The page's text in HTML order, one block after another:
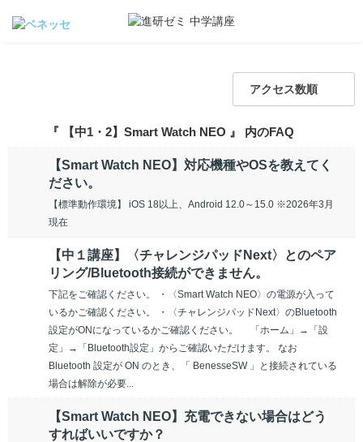
アクセス数順
『 【中1・2】Smart Watch NEO 』 内のFAQ
【Smart Watch NEO】対応機種やOSを教えてく
ださい。
【標準動作環境】 iOS 18以上、Android 12.0～15.0 ※2026年3月
現在
【中１講座】〈チャレンジパッドNext〉とのペア
リング/Bluetooth接続ができません。
下記をご確認ください。 ・〈Smart Watch NEO〉の電源が入って
いるかご確認ください。 ・〈チャレンジパッドNext〉のBluetooth
設定がONになっているかご確認ください。 「ホーム」→「設
定」→「Bluetooth設定」からご確認いただけます。 なお
Bluetooth 設定が ON のとき、「 BenesseSW 」と接続されている
場合は解除が必要...
【Smart Watch NEO】充電できない場合はどう
すればいいですか？